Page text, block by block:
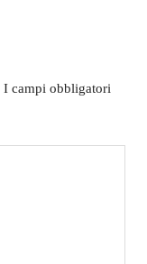
I campi obbligatori